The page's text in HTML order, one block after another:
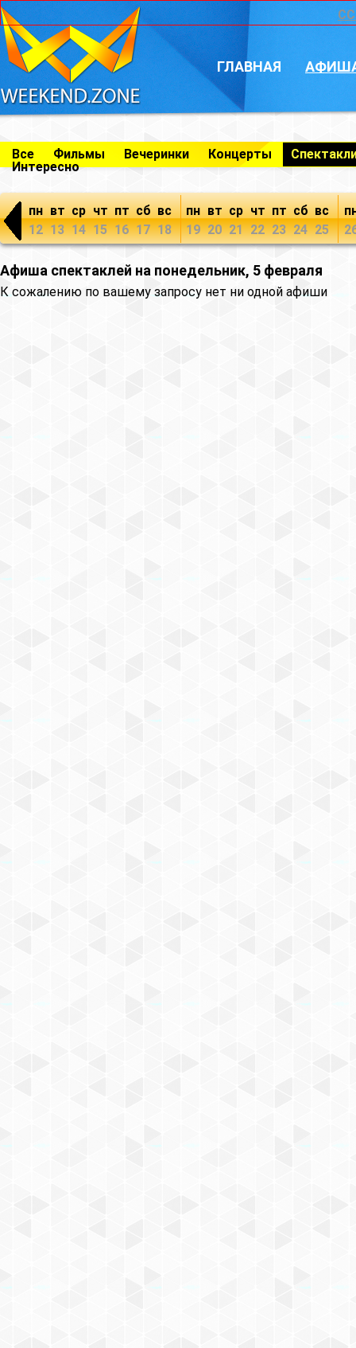
ГЛАВНАЯ
Все Фильмы Вечеринки Концерты
Интересно
пн
12
вт
13
ср
14
чт
15
пт
16
сб
17
вс
18
пн
19
вт
20
ср
21
чт
22
пт
23
сб
24
вс
25
Афиша спектаклей на понедельник, 5 февраля
К сожалению по вашему запросу нет ни одной афиши